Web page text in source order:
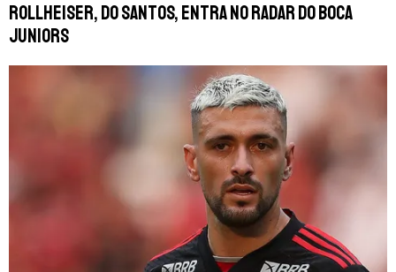
Rollheiser, do Santos, entra no radar do Boca
Juniors